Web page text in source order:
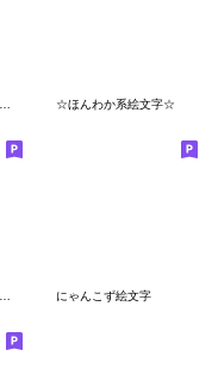
☆ほんわか系絵文字☆
顔文字うさぎとふきだしの絵文字 にゃんこず絵文字